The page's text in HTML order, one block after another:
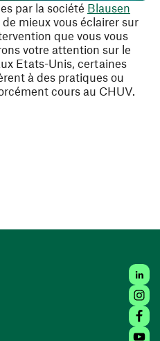
par la société Blausen
fenêtre)
mieux vous éclairer sur
que vous vous
votre attention sur le
Etats-Unis, certaines
à des pratiques ou
cours au CHUV.
fenêtre)